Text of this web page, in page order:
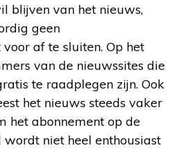
blijven van het nieuws,
geen
af te sluiten. Op het
van de nieuwssites die
te raadplegen zijn. Ook
het nieuws steeds vaker
het abonnement op de
wordt niet heel enthousiast